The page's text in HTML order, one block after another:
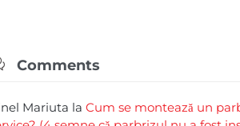
Comments
Mariuta la Cum se montează un